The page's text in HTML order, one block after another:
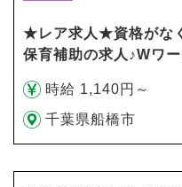
★レア求人★資格がな
保育補助の求人♪Wワ
時給 1,140円～
千葉県船橋市